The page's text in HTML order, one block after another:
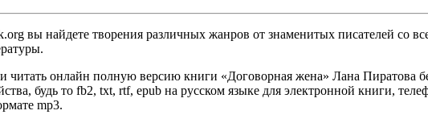
вы найдете творения различных жанров от знаменитых писателей со
читать онлайн полную версию книги «Договорная жена» Лана Пиратова
будь то fb2, txt, rtf, epub на русском языке для электронной книги,
mp3.